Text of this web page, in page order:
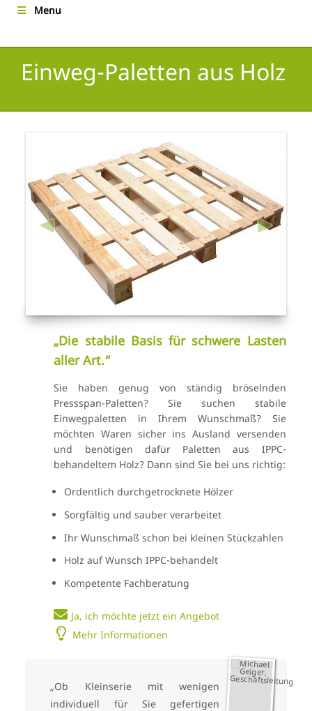
Menu
Einweg-Paletten aus Holz
„Die stabile Basis für schwere Lasten
aller Art.“
Sie haben genug von ständig bröselnden
Pressspan-Paletten? Sie suchen stabile
Einwegpaletten in Ihrem Wunschmaß? Sie
möchten Waren sicher ins Ausland versenden
und benötigen dafür Paletten aus IPPC-
behandeltem Holz? Dann sind Sie bei uns richtig:
Ordentlich durchgetrocknete Hölzer
Sorgfältig und sauber verarbeitet
Ihr Wunschmaß schon bei kleinen Stückzahlen
Holz auf Wunsch IPPC-behandelt
Kompetente Fachberatung
Ja, ich möchte jetzt ein Angebot
Mehr Informationen
„Ob Kleinserie mit wenigen
individuell für Sie gefertigen